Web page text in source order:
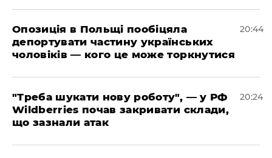
​Опозиція в Польщі пообіцяла
депортувати частину українських
чоловіків — кого це може торкнутися
20:44
​"Треба шукати нову роботу", — у РФ
Wildberries почав закривати склади,
що зазнали атак
20:24